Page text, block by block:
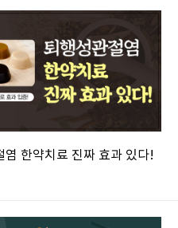
염 한약치료 진짜 효과 있다!